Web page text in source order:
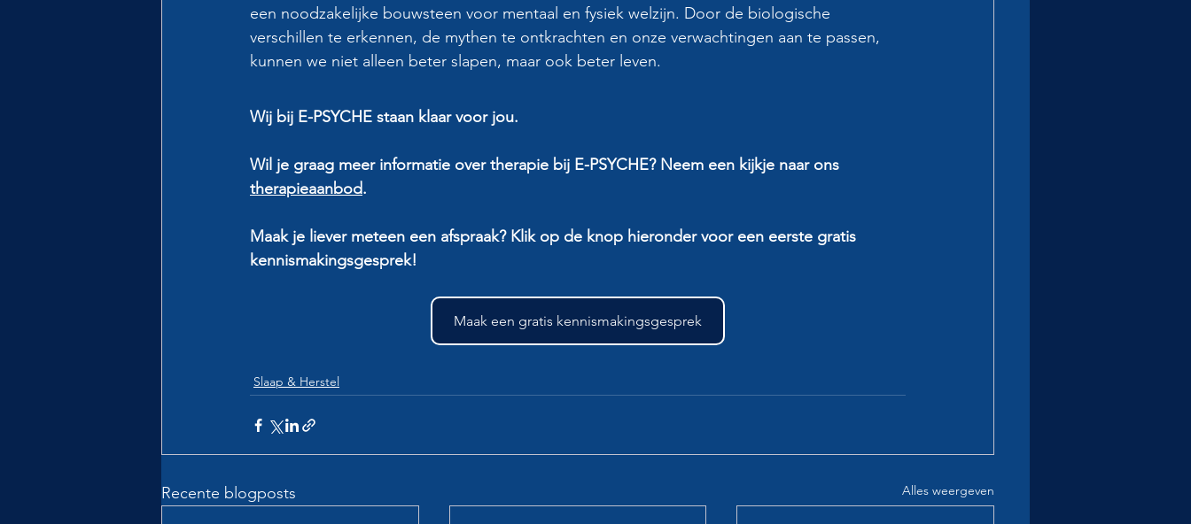
een noodzakelijke bouwsteen voor mentaal en fysiek welzijn. Door de biologische
verschillen te erkennen, de mythen te ontkrachten en onze verwachtingen aan te passen,
kunnen we niet alleen beter slapen, maar ook beter leven.
Wij bij E-PSYCHE staan klaar voor jou.
Wil je graag meer informatie over therapie bij E-PSYCHE? Neem een kijkje naar ons
therapieaanbod.
Maak je liever meteen een afspraak? Klik op de knop hieronder voor een eerste gratis
kennismakingsgesprek!
Maak een gratis kennismakingsgesprek
Slaap & Herstel
Recente blogposts Alles weergeven